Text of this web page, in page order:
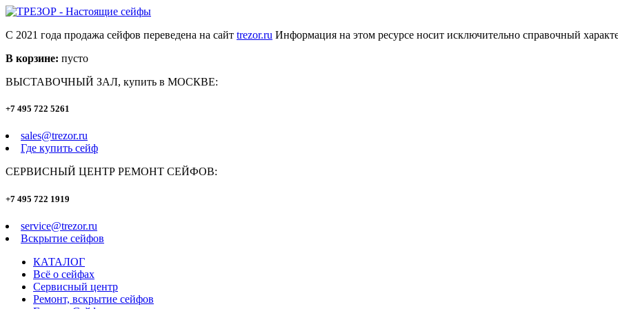
С 2021 года продажа сейфов переведена на сайт trezor.ru Информация на этом ресурсе носит исключительно справочный
В корзине: пусто
ВЫСТАВОЧНЫЙ ЗАЛ, купить в МОСКВЕ:
+7 495 722 5261
sales@trezor.ru
Где купить сейф
СЕРВИСНЫЙ ЦЕНТР РЕМОНТ СЕЙФОВ:
+7 495 722 1919
service@trezor.ru
Вскрытие сейфов
КАТАЛОГ
Всё о сейфах
Сервисный центр
Ремонт, вскрытие сейфов